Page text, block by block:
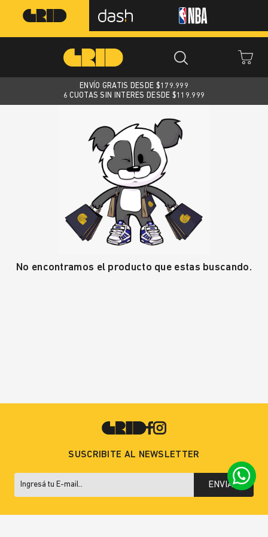
ENVÍO GRATIS DESDE $179.999
6 CUOTAS SIN INTERES DESDE $119.999
No encontramos el producto que estas buscando.
SUSCRIBITE AL NEWSLETTER
ENVIAR